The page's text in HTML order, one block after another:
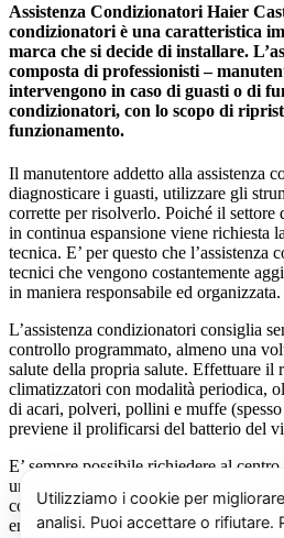
Assistenza Condizionatori Haier
condizionatori è una caratteristica
marca che si decide di installare.
composta di professionisti –
intervengono in caso di guasti o di
condizionatori, con lo scopo di
funzionamento.
Il manutentore addetto alla assistenza
diagnosticare i guasti, utilizzare gli
corrette per risolverlo. Poiché il settore
in continua espansione viene richiesta
tecnica. E’ per questo che l’assistenza
tecnici che vengono costantemente
in maniera responsabile ed organizzata.
L’assistenza condizionatori consiglia
controllo programmato, almeno una
salute della propria salute. Effettuare il
climatizzatori con modalità periodica,
di acari, polveri, pollini e muffe
previene il prolificarsi del batterio del
E’ sempre possibile richiedere al
una consulenza gratuita per un
condizionatore o sulle ultime
energetico.